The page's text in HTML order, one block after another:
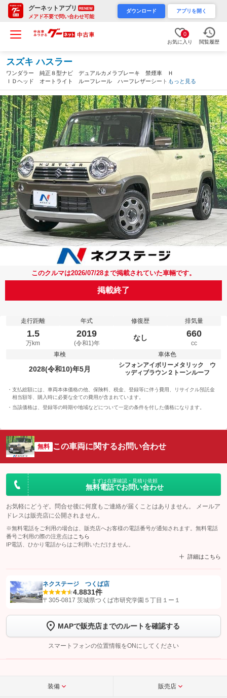
グーネットアプリ RENEW
メアド不要で問い合わせ可能
ダウンロード アプリを開く
0
お気に入り 閲覧履歴
スズキ ハスラー
ワンダラー 純正８型ナビ デュアルカメラブレーキ 禁煙車 Ｈ
ＩＤヘッド オートライト ルーフレール ハーフレザーシート
前席シートヒーター 車線逸脱警報 先行車発進告知機能 スマー
トキー ２トーンカラー ＥＴＣ（茨城県）
もっと見る
このクルマは2026/07/28まで掲載されていた車輛です。
掲載終了
走行距離
1.5
万km
年式
2019
(令和1)年
修復歴
なし
排気量
660
cc
車検
2028(令和10)年5月
車体色
シフォンアイボリーメタリック ウ
ッディブラウン２トーンルーフ
支払総額には、車両本体価格の他、保険料、税金、登録等に伴う費用、リサイクル預託金
相当額等、購入時に必要な全ての費用が含まれています。
当該価格は、登録等の時期や地域などについて一定の条件を付した価格になります。
無料 この車両に関するお問い合わせ
まずは在庫確認・見積り依頼
無料電話でお問い合わせ
お気軽にどうぞ。問合せ後に何度もご連絡が届くことはありません。 メールア
ドレスは販売店に公開されません。
※無料電話をご利用の場合は、販売店へお客様の電話番号が通知されます。無料電話
番号ご利用の際の注意点は こちら
IP電話、ひかり電話からはご利用いただけません。
詳細はこちら
【STEP1】認証画面でグーネットを友だち追加してから「許可する」ボタンを押
トーク画面で
ボタンをタップして問い合わせを
完了してください。
こちら
ネクステージ つくば店
4.8831件
〒305-0817 茨城県つくば市研究学園５丁目１ー１
MAPで販売店までのルートを確認する
スマートフォンの位置情報をONにしてください
装備 販売店